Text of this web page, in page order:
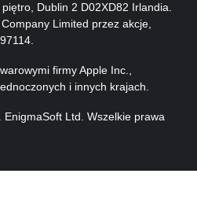
Dublin 2 D02XD82 Irlandia.
Limited przez akcje,
firmy Apple Inc.,
i innych krajach.
. EnigmaSoft Ltd. Wszelkie prawa